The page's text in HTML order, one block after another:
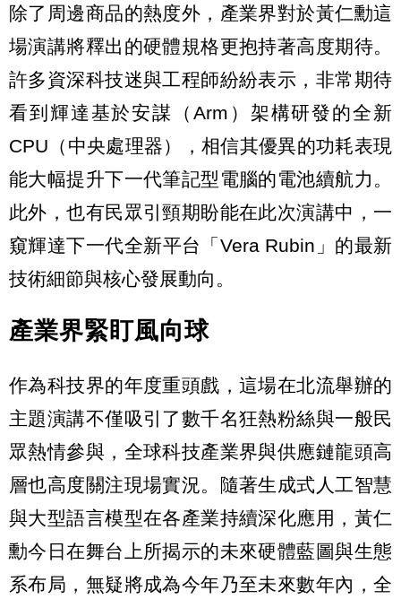
除了周邊商品的熱度外，產業界對於黃仁勳這
場演講將釋出的硬體規格更抱持著高度期待。
許多資深科技迷與工程師紛紛表示，非常期待
看到輝達基於安謀（Arm）架構研發的全新
CPU（中央處理器），相信其優異的功耗表現
能大幅提升下一代筆記型電腦的電池續航力。
此外，也有民眾引頸期盼能在此次演講中，一
窺輝達下一代全新平台「Vera Rubin」的最新
技術細節與核心發展動向。
產業界緊盯風向球
作為科技界的年度重頭戲，這場在北流舉辦的
主題演講不僅吸引了數千名狂熱粉絲與一般民
眾熱情參與，全球科技產業界與供應鏈龍頭高
層也高度關注現場實況。隨著生成式人工智慧
與大型語言模型在各產業持續深化應用，黃仁
勳今日在舞台上所揭示的未來硬體藍圖與生態
系布局，無疑將成為今年乃至未來數年內，全